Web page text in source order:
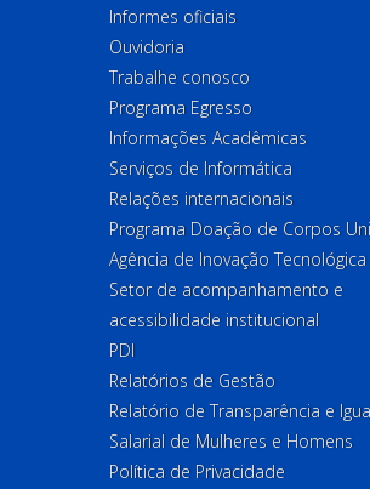
Informes oficiais
Ouvidoria
Trabalhe conosco
Programa Egresso
Informações Acadêmicas
Serviços de Informática
Relações internacionais
Programa Doação de Corpos
Agência de Inovação Tecnológica
Setor de acompanhamento e
acessibilidade institucional
PDI
Relatórios de Gestão
Relatório de Transparência e
Salarial de Mulheres e Homens
Política de Privacidade